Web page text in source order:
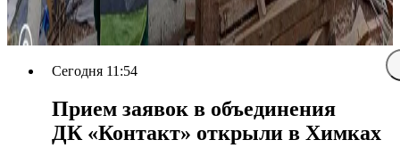
Сегодня 11:54
Прием заявок в объединения
ДК «Контакт» открыли в Химках